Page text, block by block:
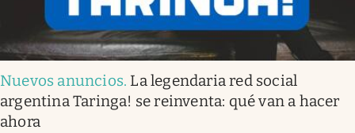
Nuevos anuncios. La legendaria red social
argentina Taringa! se reinventa: qué van a hacer
ahora